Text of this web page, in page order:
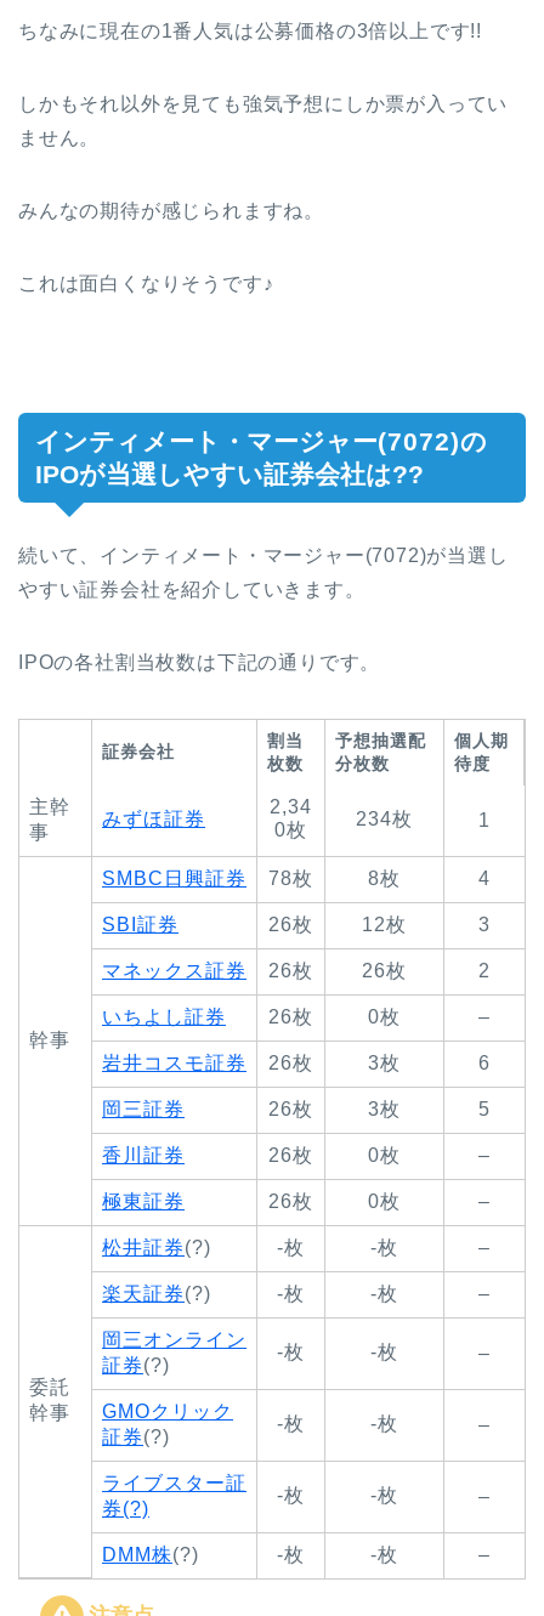
ちなみに現在の1番人気は公募価格の3倍以上です!!
しかもそれ以外を見ても強気予想にしか票が入ってい
ません。
みんなの期待が感じられますね。
これは面白くなりそうです♪
インティメート・マージャー(7072)の
IPOが当選しやすい証券会社は??
続いて、インティメート・マージャー(7072)が当選し
やすい証券会社を紹介していきます。
IPOの各社割当枚数は下記の通りです。
証券会社
割当
枚数
予想抽選配
分枚数
個人期
待度
主幹
事
みずほ証券
2,34
0枚
234枚 1
幹事
SMBC日興証券 78枚 8枚 4
SBI証券 26枚 12枚 3
マネックス証券 26枚 26枚 2
いちよし証券 26枚 0枚 –
岩井コスモ証券 26枚 3枚 6
岡三証券 26枚 3枚 5
香川証券 26枚 0枚 –
極東証券 26枚 0枚 –
委託
幹事
松井証券(?) -枚 -枚 –
楽天証券(?) -枚 -枚 –
岡三オンライン
証券(?)
-枚 -枚 –
GMOクリック
証券(?)
-枚 -枚 –
ライブスター証
券(?)
-枚 -枚 –
DMM株(?) -枚 -枚 –